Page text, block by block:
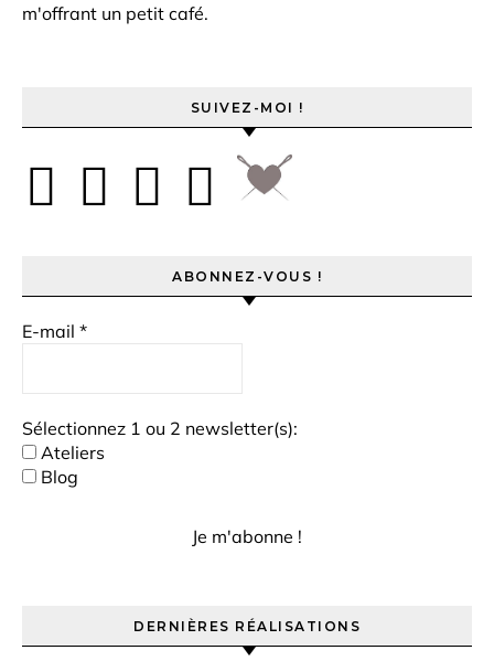
m'offrant un petit café.
SUIVEZ-MOI !
ABONNEZ-VOUS !
E-mail *
Sélectionnez 1 ou 2 newsletter(s):
Ateliers
Blog
DERNIÈRES RÉALISATIONS